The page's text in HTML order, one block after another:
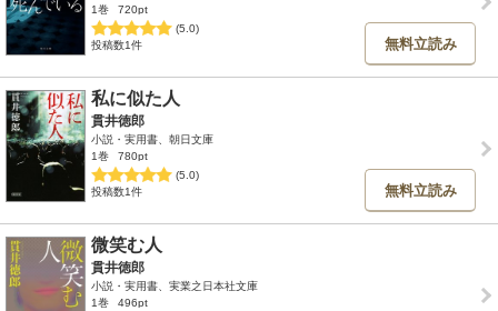
1巻
720pt
(5.0)
投稿数1件
無料立読み
私に似た人
貫井徳郎
小説・実用書、朝日文庫
1巻
780pt
(5.0)
投稿数1件
無料立読み
微笑む人
貫井徳郎
小説・実用書、実業之日本社文庫
1巻
496pt